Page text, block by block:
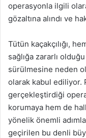
operasyonla ilgili
gözaltına alındı ve
Tütün kaçakçılığı,
sağlığa zararlı
sürülmesine neden
olarak kabul ediliyor.
gerçekleştirdiği
korumaya hem de
yönelik önemli
geçirilen bu denli